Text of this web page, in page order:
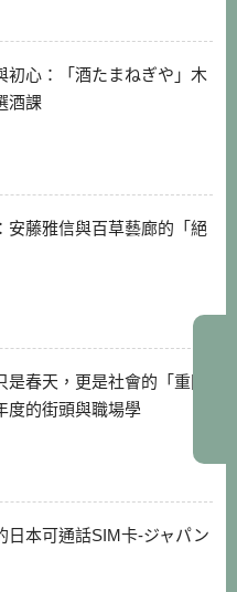
初心：「酒たまねぎや」木
酒課
安藤雅信與百草藝廊的「絕
是春天，更是社會的「重開
度的街頭與職場學
日本可通話SIM卡-ジャパン